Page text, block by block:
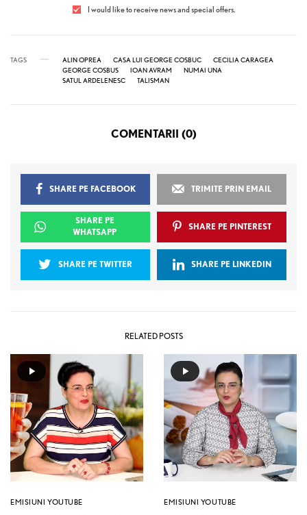
I would like to receive news and special offers.
TAGS ALIN OPREA CASA LUI GEORGE COSBUC
CECILIA CARAGEA
GEORGE COSBUS
IOAN AVRAM
NUMAI UNA
SATUL ARDELENESC
TALISMAN
COMENTARII (0)
SHARE PE FACEBOOK TRIMITE PRIN EMAIL
SHARE PE
WHATSAPP
SHARE PE PINTEREST
SHARE PE TWITTER SHARE PE LINKEDIN
RELATED POSTS
EMISIUNI YOUTUBE EMISIUNI YOUTUBE